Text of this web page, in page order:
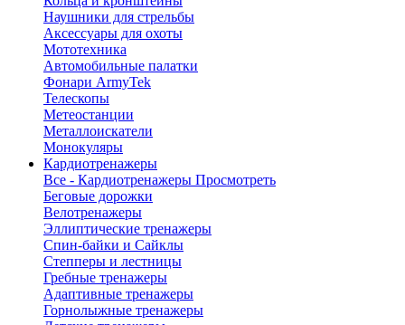
Наушники для стрельбы
Аксессуары для охоты
Мототехника
Автомобильные палатки
Фонари ArmyTek
Телескопы
Метеостанции
Металлоискатели
Монокуляры
Кардиотренажеры
Все - Кардиотренажеры Просмотреть
Беговые дорожки
Велотренажеры
Эллиптические тренажеры
Спин-байки и Сайклы
Степперы и лестницы
Гребные тренажеры
Адаптивные тренажеры
Горнолыжные тренажеры